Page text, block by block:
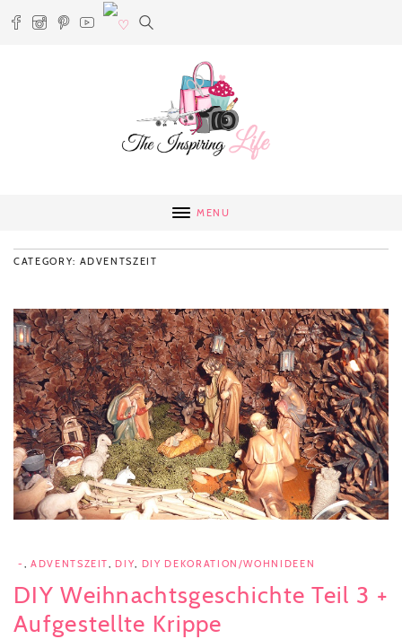
MENU
CATEGORY: ADVENTSZEIT
- ADVENTSZEIT DIY DIY DEKORATION/WOHNIDEEN
DIY Weihnachtsgeschichte Teil 3 +
Aufgestellte Krippe